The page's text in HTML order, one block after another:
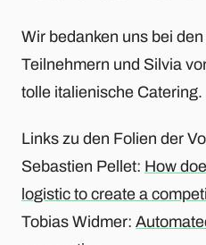
Wir bedanken uns bei
Teilnehmern und Silvia
tolle italienische Catering.
Links zu den Folien der
Sebastien Pellet: How
logistic to create a
Tobias Widmer: